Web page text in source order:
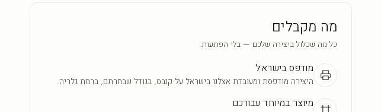
מה מקבלים
כל מה שכלול ביצירה שלכם — בלי הפתעות.
מודפס בישראל
היצירה מודפסת ומעובדת אצלנו בישראל על קנבס, בגודל שבחרתם, ברמת גלריה.
מיוצר במיוחד עבורכם